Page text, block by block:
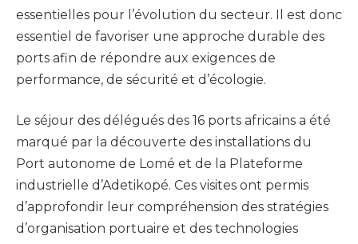
essentielles pour l’évolution du secteur. Il est donc
essentiel de favoriser une approche durable des
ports afin de répondre aux exigences de
performance, de sécurité et d’écologie.
Le séjour des délégués des 16 ports africains a été
marqué par la découverte des installations du
Port autonome de Lomé et de la Plateforme
industrielle d’Adetikopé. Ces visites ont permis
d’approfondir leur compréhension des stratégies
d’organisation portuaire et des technologies